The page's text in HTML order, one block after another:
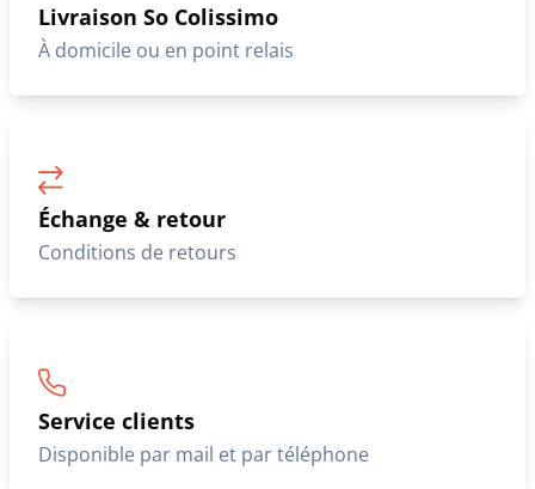
Livraison So Colissimo
À domicile ou en point relais
Échange & retour
Conditions de retours
Service clients
Disponible par mail et par téléphone